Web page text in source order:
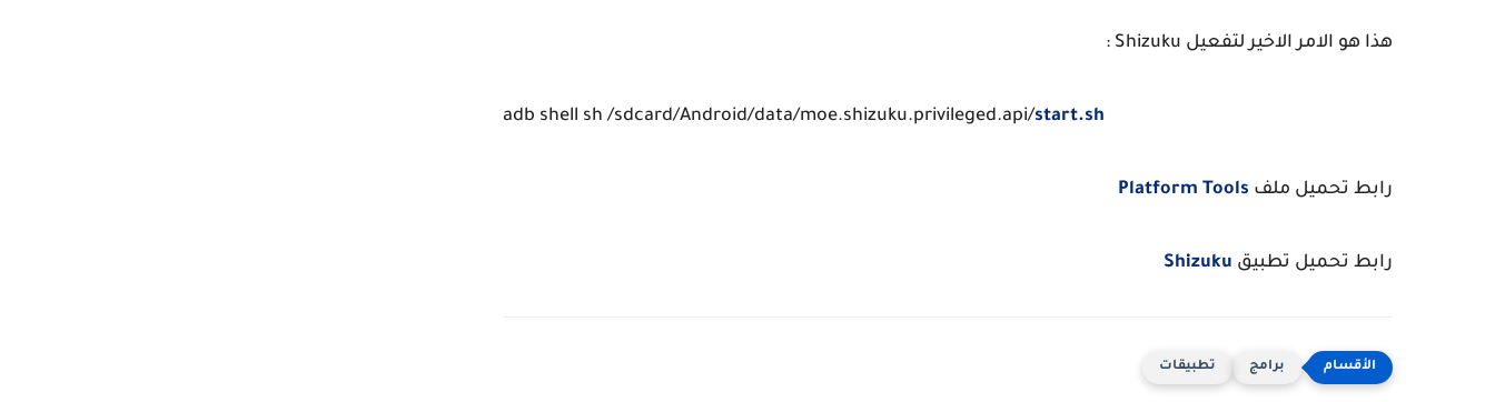
هذا هو الامر الاخير لتفعيل Shizuku :
adb shell sh /sdcard/Android/data/moe.shizuku.privileged.api/start.sh
رابط تحميل ملف Platform Tools
رابط تحميل تطبيق Shizuku
برامج تطبيقات